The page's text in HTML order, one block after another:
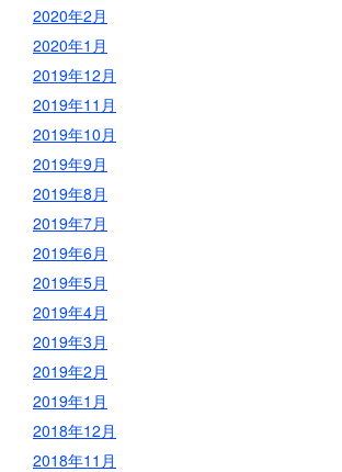
2020年2月
2020年1月
2019年12月
2019年11月
2019年10月
2019年9月
2019年8月
2019年7月
2019年6月
2019年5月
2019年4月
2019年3月
2019年2月
2019年1月
2018年12月
2018年11月